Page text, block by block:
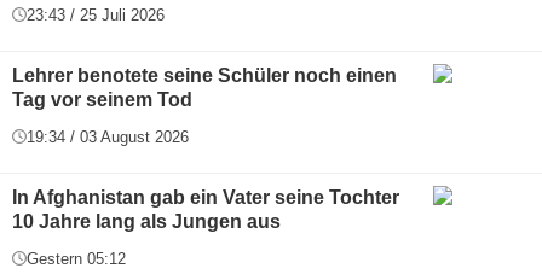
23:43 / 25 Juli 2026
Lehrer benotete seine Schüler noch einen
Tag vor seinem Tod
19:34 / 03 August 2026
In Afghanistan gab ein Vater seine Tochter
10 Jahre lang als Jungen aus
Gestern 05:12